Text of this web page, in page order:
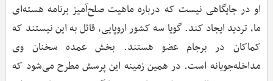
او در جایگاهی نیست که درباره ماهیت صلح‌آمیز برنامه هسته‌ای
ما، تردید ایجاد کند. گویا سه کشور اروپایی، قائل به این نیستند که
کماکان در برجام عضو هستند. بخش عمده سخنان وی
مداخله‌جویانه است. در همین زمینه این پرسش مطرح می‌شود که